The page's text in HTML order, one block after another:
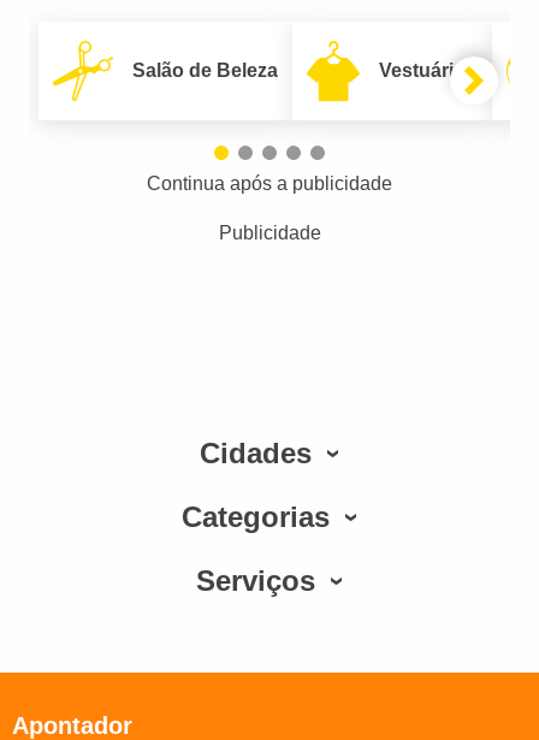
Salão de Beleza Vestuário
Continua após a publicidade
Publicidade
Cidades
Categorias
Serviços
Apontador